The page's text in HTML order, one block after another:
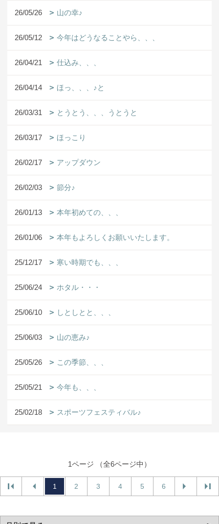
26/05/26 山の幸♪
26/05/12 今年はどうなることやら、、、
26/04/21 仕込み、、、
26/04/14 ほっ、、、♪と
26/03/31 とうとう、、、うとうと
26/03/17 ほっこり
26/02/17 アップダウン
26/02/03 節分♪
26/01/13 本年初めての、、、
26/01/06 本年もよろしくお願いいたします。
25/12/17 寒い時期でも、、、
25/06/24 ホタル・・・
25/06/10 しとしとと、、、
25/06/03 山の恵み♪
25/05/26 この季節、、、
25/05/21 今年も、、、
25/02/18 スポーツフェスティバル♪
1ページ （全6ページ中）
1 2 3 4 5 6